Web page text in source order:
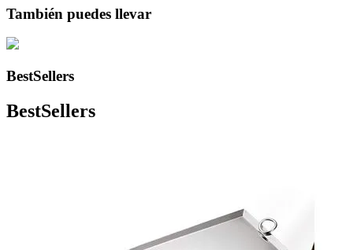
También puedes llevar
BestSellers
BestSellers